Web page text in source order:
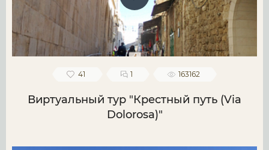
41 1 163162
Виртуальный тур "Крестный путь (Via
Dolorosa)"